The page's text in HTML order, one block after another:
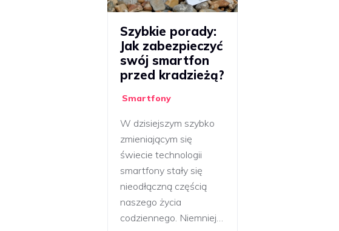
Szybkie porady:
Jak zabezpieczyć
swój smartfon
przed kradzieżą?
Smartfony
W dzisiejszym szybko
zmieniającym się
świecie technologii
smartfony stały się
nieodłączną częścią
naszego życia
codziennego. Niemniej…